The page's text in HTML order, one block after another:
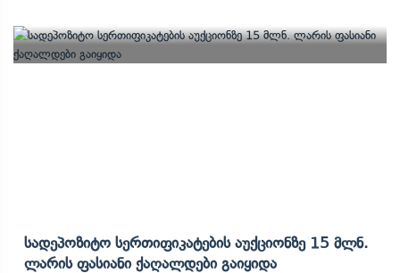
Სადეპოზიტო Სერთიფიკატების Აუქციონზე 15 Მლნ.
Ლარის Ფასიანი Ქაღალდები Გაიყიდა